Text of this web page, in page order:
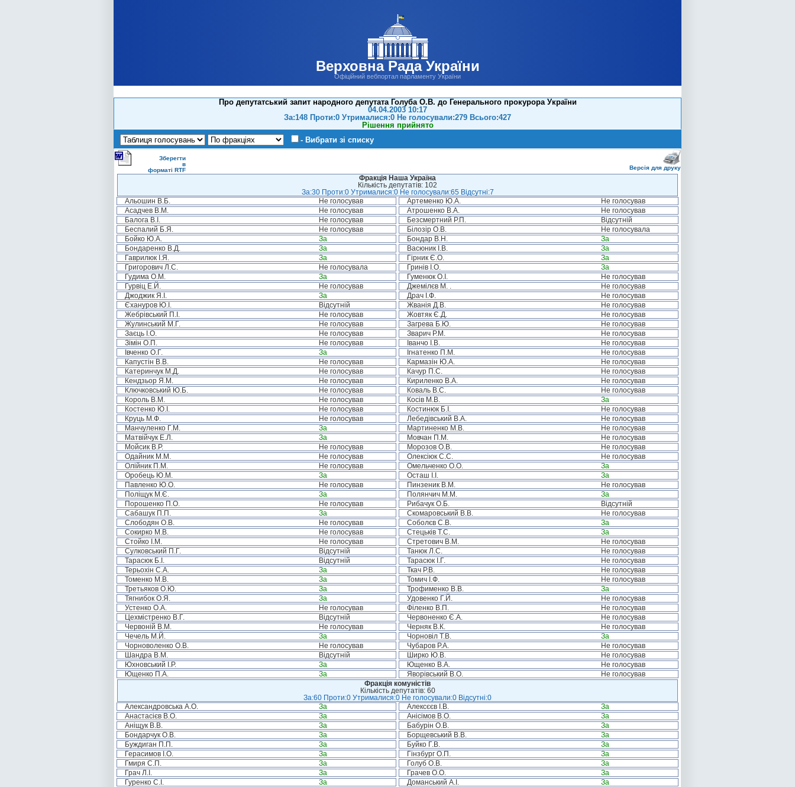
Верховна Рада України
Офіційний вебпортал парламенту України
Про депутатський запит народного депутата Голуба О.В. до Генерального прокурора України
04.04.2003 10:17
За:148 Проти:0 Утрималися:0 Не голосували:279 Всього:427
Рішення прийнято
- Вибрати зі списку
Зберегти
в
форматі RTF
Версія для друку
Фракція Наша Україна
Кількість депутатів: 102
За:30 Проти:0 Утрималися:0 Не голосували:65 Відсутні:7
Альошин В.Б.
Не голосував Артеменко Ю.А.
Не голосував
Асадчев В.М.
Не голосував Атрошенко В.А.
Не голосував
Балога В.І.
Не голосував Безсмертний Р.П.
Відсутній
Беспалий Б.Я.
Не голосував Білозір О.В.
Не голосувала
Бойко Ю.А.
За Бондар В.Н.
За
Бондаренко В.Д.
За Васюник І.В.
За
Гаврилюк І.Я.
За Гірник Є.О.
За
Григорович Л.С.
Не голосувала Гринів І.О.
За
Гудима О.М.
За Гуменюк О.І.
Не голосував
Гурвіц Е.Й.
Не голосував Джемілєв М. .
Не голосував
Джоджик Я.І.
За Драч І.Ф.
Не голосував
Єхануров Ю.І.
Відсутній Жванія Д.В.
Не голосував
Жебрівський П.І.
Не голосував Жовтяк Є.Д.
Не голосував
Жулинський М.Г.
Не голосував Загрева Б.Ю.
Не голосував
Заєць І.О.
Не голосував Зварич Р.М.
Не голосував
Зімін О.П.
Не голосував Іванчо І.В.
Не голосував
Івченко О.Г.
За Ігнатенко П.М.
Не голосував
Капустін В.В.
Не голосував Кармазін Ю.А.
Не голосував
Катеринчук М.Д.
Не голосував Качур П.С.
Не голосував
Кендзьор Я.М.
Не голосував Кириленко В.А.
Не голосував
Ключковський Ю.Б.
Не голосував Коваль В.С.
Не голосував
Король В.М.
Не голосував Косів М.В.
За
Костенко Ю.І.
Не голосував Костинюк Б.І.
Не голосував
Круць М.Ф.
Не голосував Лебедівський В.А.
Не голосував
Манчуленко Г.М.
За Мартиненко М.В.
Не голосував
Матвійчук Е.Л.
За Мовчан П.М.
Не голосував
Мойсик В.Р.
Не голосував Морозов О.В.
Не голосував
Одайник М.М.
Не голосував Олексіюк С.С.
Не голосував
Олійник П.М.
Не голосував Омельченко О.О.
За
Оробець Ю.М.
За Осташ І.І.
За
Павленко Ю.О.
Не голосував Пинзеник В.М.
Не голосував
Поліщук М.Є.
За Полянчич М.М.
За
Порошенко П.О.
Не голосував Рибачук О.Б.
Відсутній
Сабашук П.П.
За Скомаровський В.В.
Не голосував
Слободян О.В.
Не голосував Соболєв С.В.
За
Сокирко М.В.
Не голосував Стецьків Т.С.
За
Стойко І.М.
Не голосував Стретович В.М.
Не голосував
Сулковський П.Г.
Відсутній Танюк Л.С.
Не голосував
Тарасюк Б.І.
Відсутній Тарасюк І.Г.
Не голосував
Терьохін С.А.
За Ткач Р.В.
Не голосував
Томенко М.В.
За Томич І.Ф.
Не голосував
Третьяков О.Ю.
За Трофименко В.В.
За
Тягнибок О.Я.
За Удовенко Г.Й.
Не голосував
Устенко О.А.
Не голосував Філенко В.П.
Не голосував
Цехмістренко В.Г.
Відсутній Червоненко Є.А.
Не голосував
Червоній В.М.
Не голосував Черняк В.К.
Не голосував
Чечель М.Й.
За Чорновіл Т.В.
За
Чорноволенко О.В.
Не голосував Чубаров Р.А.
Не голосував
Шандра В.М.
Відсутній Ширко Ю.В.
Не голосував
Юхновський І.Р.
За Ющенко В.А.
Не голосував
Ющенко П.А.
За Яворівський В.О.
Не голосував
Фракція комуністів
Кількість депутатів: 60
За:60 Проти:0 Утрималися:0 Не голосували:0 Відсутні:0
Александровська А.О.
За Алексєєв І.В.
За
Анастасієв В.О.
За Анісімов В.О.
За
Аніщук В.В.
За Бабурін О.В.
За
Бондарчук О.В.
За Борщевський В.В.
За
Буждиган П.П.
За Буйко Г.В.
За
Герасимов І.О.
За Гінзбург О.П.
За
Гмиря С.П.
За Голуб О.В.
За
Грач Л.І.
За Грачев О.О.
За
Гуренко С.І.
За Доманський А.І.
За